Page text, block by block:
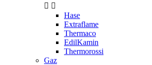
 
Hase
Extraflame
Thermaco
EdilKamin
Thermorossi
Gaz